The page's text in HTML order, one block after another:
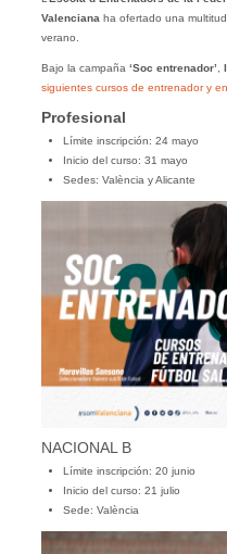
Valenciana ha ofertado una
verano.
Bajo la campaña ‘Soc entrenador’
siguientes cursos de entrenador y
Profesional
Límite inscripción: 24 mayo
Inicio del curso: 31 mayo
Sedes: València y Alicante
NACIONAL B
Límite inscripción: 20 junio
Inicio del curso: 21 julio
Sede: València